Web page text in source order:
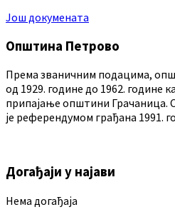
Још докумената
Општина Петрово
Према званичним подацима,
од 1929. године до 1962. године
припајање општини Грачаница.
је референдумом грађана 1991.
Догађаји у најави
Нема догађаја